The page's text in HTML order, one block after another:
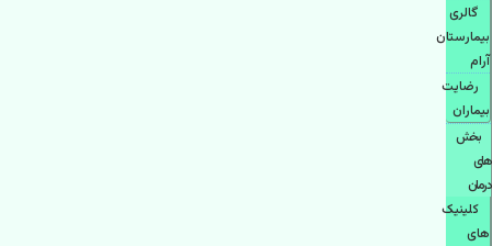
گالری
بیمارستان
آرام
رضایت
بیماران
بخش
های
درمان
کلینیک
های